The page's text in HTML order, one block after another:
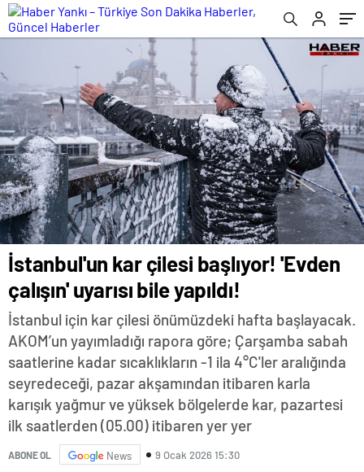
İstanbul'un kar çilesi başlıyor! 'Evden
çalışın' uyarısı bile yapıldı!
İstanbul için kar çilesi önümüzdeki hafta başlayacak.
AKOM’un yayımladığı rapora göre; Çarşamba sabah
saatlerine kadar sıcaklıkların -1 ila 4°C'ler aralığında
seyredeceği, pazar akşamından itibaren karla
karışık yağmur ve yüksek bölgelerde kar, pazartesi
ilk saatlerden (05.00) itibaren yer yer
ABONE OL News 9 Ocak 2026 15:30